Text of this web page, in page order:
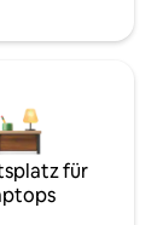
für